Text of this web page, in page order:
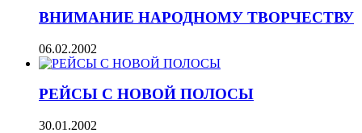
ВНИМАНИЕ НАРОДНОМУ ТВОРЧЕСТВУ
06.02.2002
РЕЙСЫ С НОВОЙ ПОЛОСЫ
30.01.2002